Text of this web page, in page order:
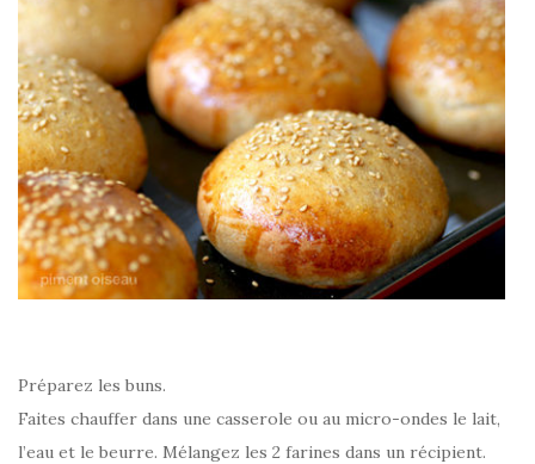
Préparez les buns.
Faites chauffer dans une casserole ou au micro-ondes le lait,
l’eau et le beurre. Mélangez les 2 farines dans un récipient.